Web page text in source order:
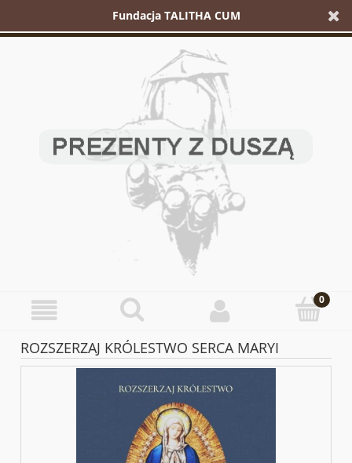
Fundacja TALITHA CUM
ROZSZERZAJ KRÓLESTWO SERCA MARYI